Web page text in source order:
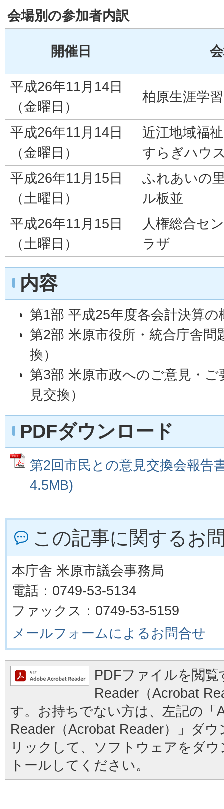
会場別の参加者内訳
開催日
平成26年11月14日
（金曜日）
柏原生涯学
平成26年11月14日
（金曜日）
近江地域福
すらぎハウ
平成26年11月15日
（土曜日）
ふれあいの
ル板並
平成26年11月15日
（土曜日）
人権総合セ
ラザ
内容
第1部 平成25年度各会計決算
第2部 米原市役所・統合庁舎問
換）
第3部 米原市政へのご意見・
見交換）
PDFダウンロード
第2回市民との意見交換会報告
4.5MB)
この記事に関するお
本庁舎 米原市議会事務局
電話：0749-53-5134
ファックス：0749-53-5159
メールフォームによるお問合せ
PDFファイルを閲
Reader（Acrobat
す。お持ちでない方は、左記の「
Reader（Acrobat Reader）」ダ
リックして、ソフトウェアをダ
トールしてください。